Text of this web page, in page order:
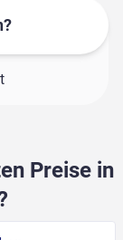
Preise in